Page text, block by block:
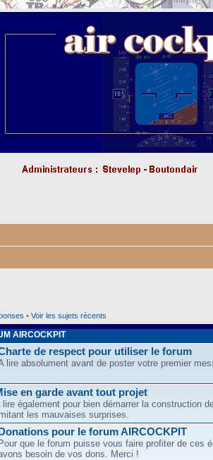
• Voir les sujets récents
AIRCOCKPIT
de respect pour utiliser le forum
lire absolument avant de poster votre premier
en garde avant tout projet
lire également pour bien démarrer la construction
les mauvaises surprises.
pour le forum AIRCOCKPIT
que le forum puisse vous faire profiter de ces
besoin de vos dons. Merci !